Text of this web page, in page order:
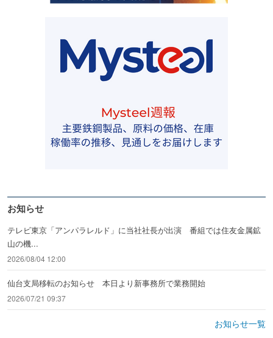
お知らせ
テレビ東京「アンパラレルド」に当社社長が出演 番組では住友金属鉱
山の機...
2026/08/04 12:00
仙台支局移転のお知らせ 本日より新事務所で業務開始
2026/07/21 09:37
お知らせ一覧